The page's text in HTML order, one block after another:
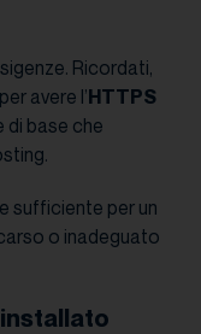
Ricordati,
avere l’HTTPS
di base che
sufficiente per un
o inadeguato